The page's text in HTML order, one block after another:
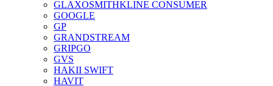
GLAXOSMITHKLINE CONSUMER
GOOGLE
GP
GRANDSTREAM
GRIPGO
GVS
HAKII SWIFT
HAVIT